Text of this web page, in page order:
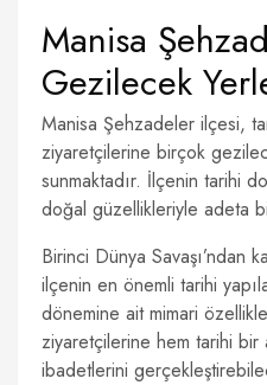
Manisa
Gezilecek
Manisa Şehzadeler ilçesi,
ziyaretçilerine birçok
sunmaktadır. İlçenin tarihi
doğal güzellikleriyle adeta
Birinci Dünya Savaşı’ndan
ilçenin en önemli tarihi
dönemine ait mimari
ziyaretçilerine hem tarihi
ibadetlerini